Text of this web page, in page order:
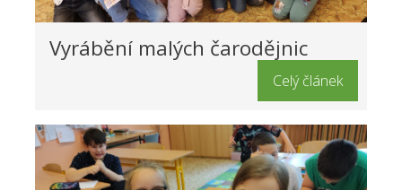
Vyrábění malých čarodějnic
Celý článek